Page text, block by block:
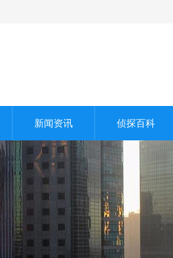
新闻资讯 侦探百科